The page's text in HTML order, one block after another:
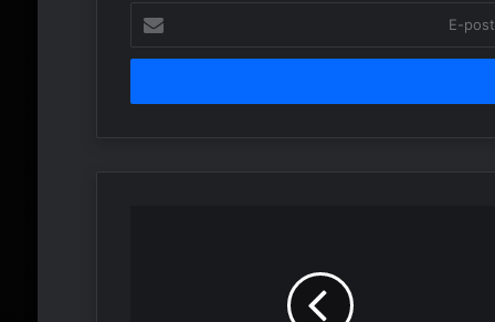
posta
adresinizi